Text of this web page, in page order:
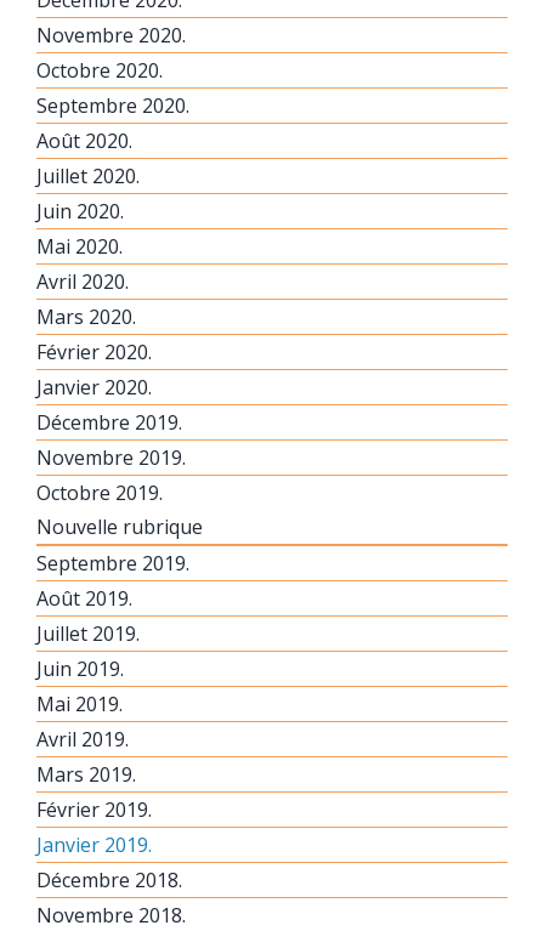
Novembre 2020.
Octobre 2020.
Septembre 2020.
Août 2020.
Juillet 2020.
Juin 2020.
Mai 2020.
Avril 2020.
Mars 2020.
Février 2020.
Janvier 2020.
Décembre 2019.
Novembre 2019.
Octobre 2019.
Nouvelle rubrique
Septembre 2019.
Août 2019.
Juillet 2019.
Juin 2019.
Mai 2019.
Avril 2019.
Mars 2019.
Février 2019.
Janvier 2019.
Décembre 2018.
Novembre 2018.